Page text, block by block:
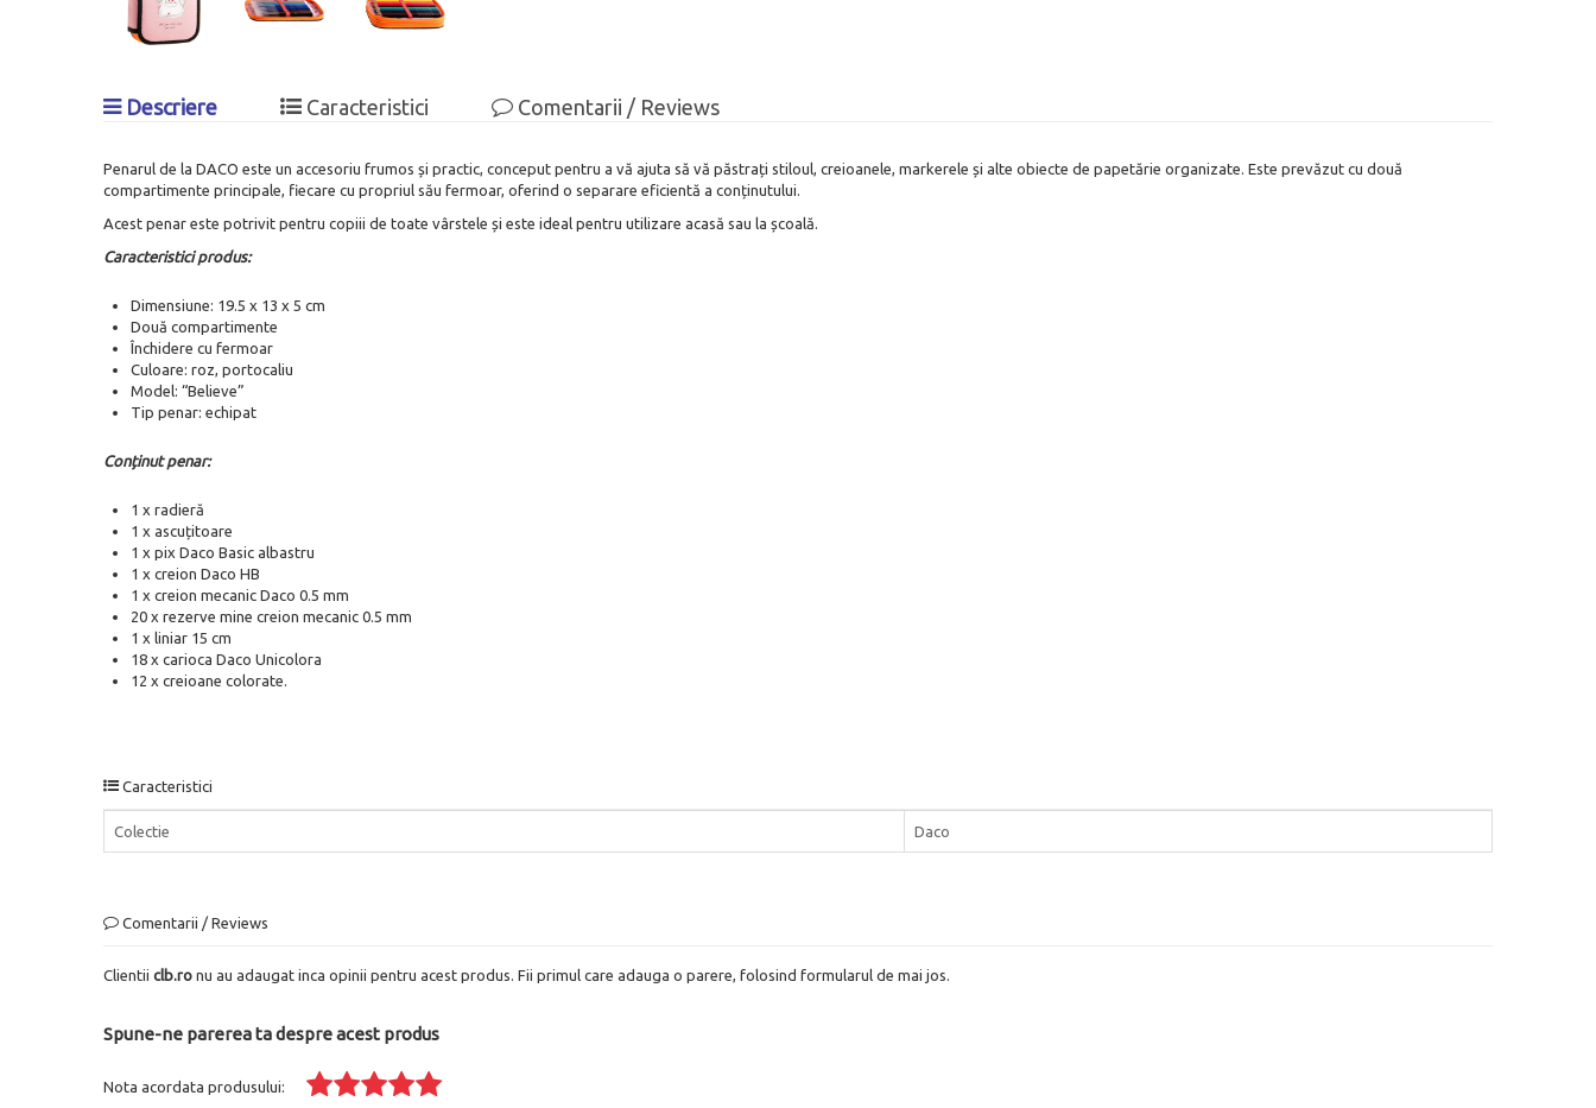
Descriere Caracteristici Comentarii / Reviews
Penarul de la DACO este un accesoriu frumos și practic, conceput pentru a vă ajuta să vă păstrați stiloul, creioanele, markerele și alte obiecte de papetărie organizate. Este prevăzut cu două
compartimente principale, fiecare cu propriul său fermoar, oferind o separare eficientă a conținutului.
Acest penar este potrivit pentru copiii de toate vârstele și este ideal pentru utilizare acasă sau la școală.
Caracteristici produs:
Dimensiune: 19.5 x 13 x 5 cm
Două compartimente
Închidere cu fermoar
Culoare: roz, portocaliu
Model: “Believe”
Tip penar: echipat
Conținut penar:
1 x radieră
1 x ascuțitoare
1 x pix Daco Basic albastru
1 x creion Daco HB
1 x creion mecanic Daco 0.5 mm
20 x rezerve mine creion mecanic 0.5 mm
1 x liniar 15 cm
18 x carioca Daco Unicolora
12 x creioane colorate.
Caracteristici
Colectie Daco
Comentarii / Reviews
Clientii clb.ro nu au adaugat inca opinii pentru acest produs. Fii primul care adauga o parere, folosind formularul de mai jos.
Spune-ne parerea ta despre acest produs
Nota acordata produsului: